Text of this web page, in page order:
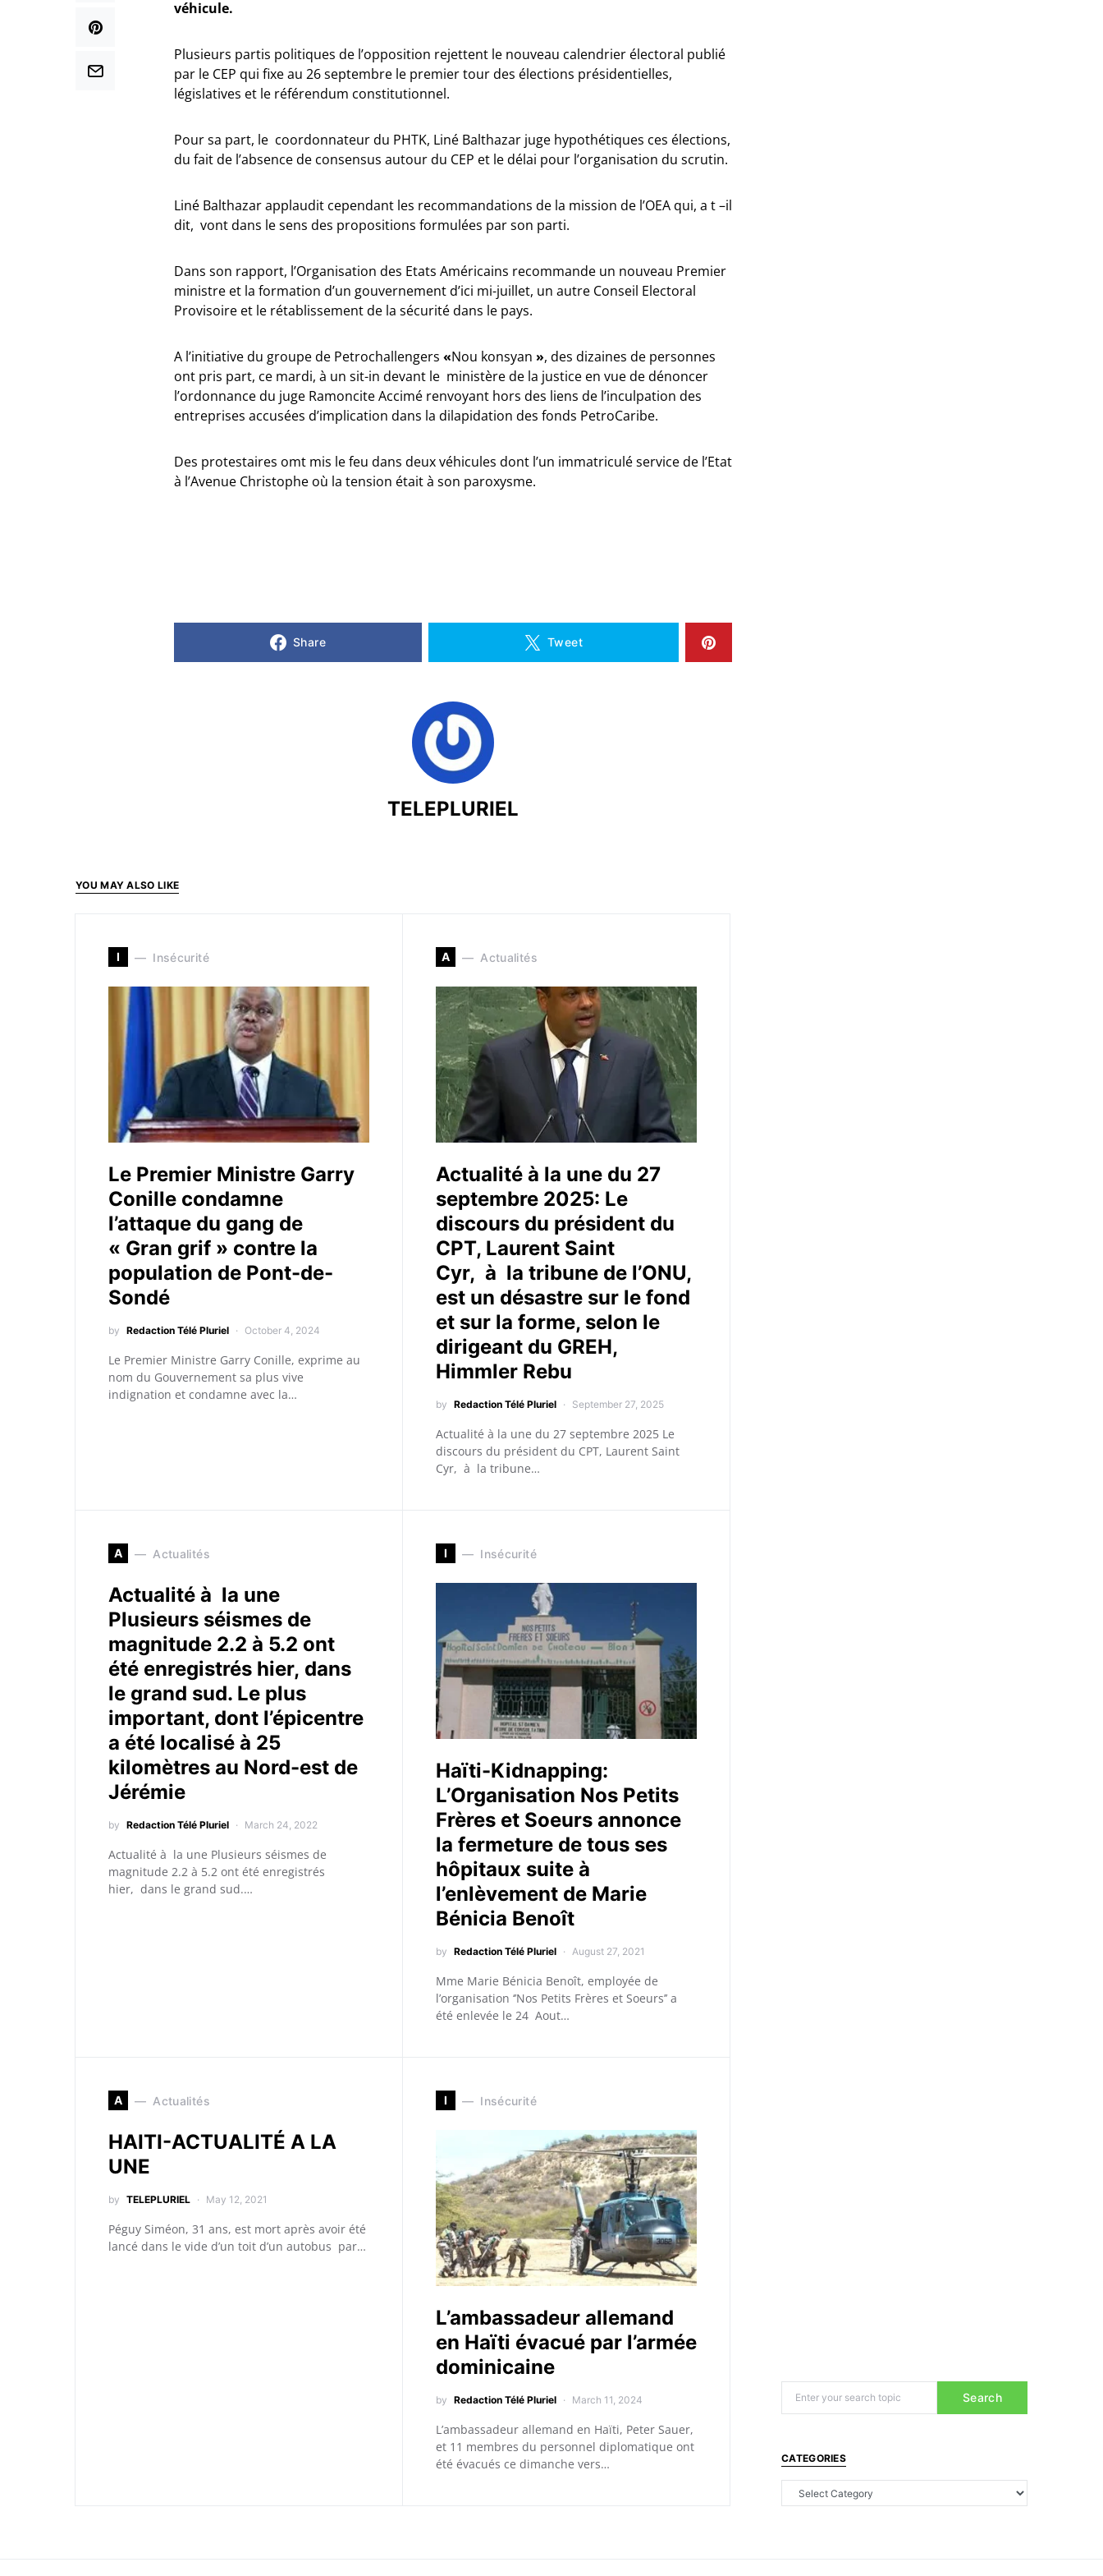
véhicule.
Plusieurs partis politiques de l’opposition rejettent le nouveau calendrier électoral publié
par le CEP qui fixe au 26 septembre le premier tour des élections présidentielles,
législatives et le référendum constitutionnel.
Pour sa part, le coordonnateur du PHTK, Liné Balthazar juge hypothétiques ces élections,
du fait de l’absence de consensus autour du CEP et le délai pour l’organisation du scrutin.
Liné Balthazar applaudit cependant les recommandations de la mission de l’OEA qui, a t –il
dit, vont dans le sens des propositions formulées par son parti.
Dans son rapport, l’Organisation des Etats Américains recommande un nouveau Premier
ministre et la formation d’un gouvernement d’ici mi-juillet, un autre Conseil Electoral
Provisoire et le rétablissement de la sécurité dans le pays.
A l’initiative du groupe de Petrochallengers «Nou konsyan », des dizaines de personnes
ont pris part, ce mardi, à un sit-in devant le ministère de la justice en vue de dénoncer
l’ordonnance du juge Ramoncite Accimé renvoyant hors des liens de l’inculpation des
entreprises accusées d’implication dans la dilapidation des fonds PetroCaribe.
Des protestaires omt mis le feu dans deux véhicules dont l’un immatriculé service de l’Etat
à l’Avenue Christophe où la tension était à son paroxysme.
Share Tweet
TELEPLURIEL
YOU MAY ALSO LIKE
I Insécurité
Le Premier Ministre Garry
Conille condamne
l’attaque du gang de
« Gran grif » contre la
population de Pont-de-
Sondé
by Redaction Télé Pluriel October 4, 2024
Le Premier Ministre Garry Conille, exprime au
nom du Gouvernement sa plus vive
indignation et condamne avec la…
A Actualités
Actualité à la une du 27
septembre 2025: Le
discours du président du
CPT, Laurent Saint
Cyr, à la tribune de l’ONU,
est un désastre sur le fond
et sur la forme, selon le
dirigeant du GREH,
Himmler Rebu
by Redaction Télé Pluriel September 27, 2025
Actualité à la une du 27 septembre 2025 Le
discours du président du CPT, Laurent Saint
Cyr, à la tribune…
A Actualités
Actualité à la une
Plusieurs séismes de
magnitude 2.2 à 5.2 ont
été enregistrés hier, dans
le grand sud. Le plus
important, dont l’épicentre
a été localisé à 25
kilomètres au Nord-est de
Jérémie
by Redaction Télé Pluriel March 24, 2022
Actualité à la une Plusieurs séismes de
magnitude 2.2 à 5.2 ont été enregistrés
hier, dans le grand sud.…
I Insécurité
Haïti-Kidnapping:
L’Organisation Nos Petits
Frères et Soeurs annonce
la fermeture de tous ses
hôpitaux suite à
l’enlèvement de Marie
Bénicia Benoît
by Redaction Télé Pluriel August 27, 2021
Mme Marie Bénicia Benoît, employée de
l’organisation ‘’Nos Petits Frères et Soeurs’’ a
été enlevée le 24 Aout…
A Actualités
HAITI-ACTUALITÉ A LA
UNE
by TELEPLURIEL May 12, 2021
Péguy Siméon, 31 ans, est mort après avoir été
lancé dans le vide d’un toit d’un autobus par…
I Insécurité
L’ambassadeur allemand
en Haïti évacué par l’armée
dominicaine
by Redaction Télé Pluriel March 11, 2024
L’ambassadeur allemand en Haïti, Peter Sauer,
et 11 membres du personnel diplomatique ont
été évacués ce dimanche vers…
Search
CATEGORIES